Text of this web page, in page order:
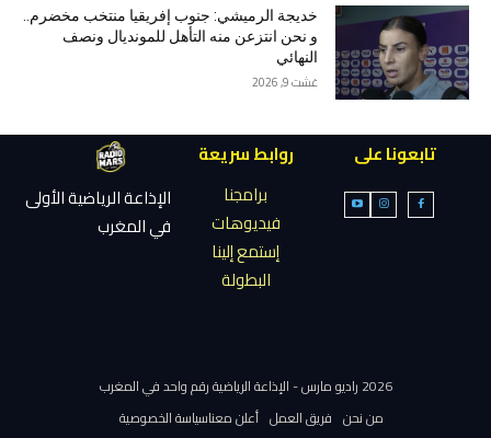
خديجة الرميشي: جنوب إفريقيا منتخب مخضرم..
و نحن انتزعن منه التأهل للمونديال ونصف
النهائي
غشت 9, 2026
تابعونا على
روابط سريعة
برامجنا
فيديوهات
إستمع إلينا
البطولة
الإذاعة الرياضية الأولى
في المغرب
2026 راديو مارس - الإذاعة الرياضية رقم واحد في المغرب
من نحن فريق العمل أعلن معناسياسة الخصوصية